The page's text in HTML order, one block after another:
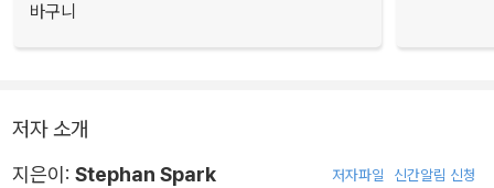
바구니
저자 소개
지은이: Stephan Spark 저자파일 신간알림 신청